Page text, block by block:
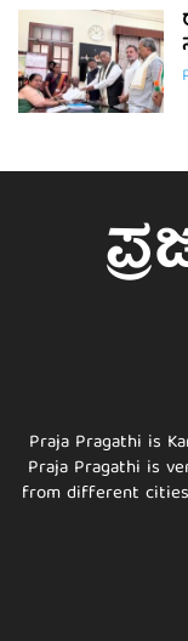
Praja Pragathi is
Praja Pragathi is
from different cities